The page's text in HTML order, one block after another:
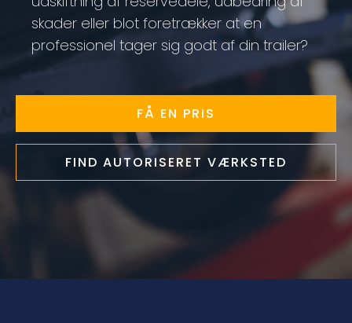
skader eller blot foretrækker at en
professionel tager sig godt af din trailer?
FÅ EN PRIS
FIND AUTORISERET VÆRKSTED